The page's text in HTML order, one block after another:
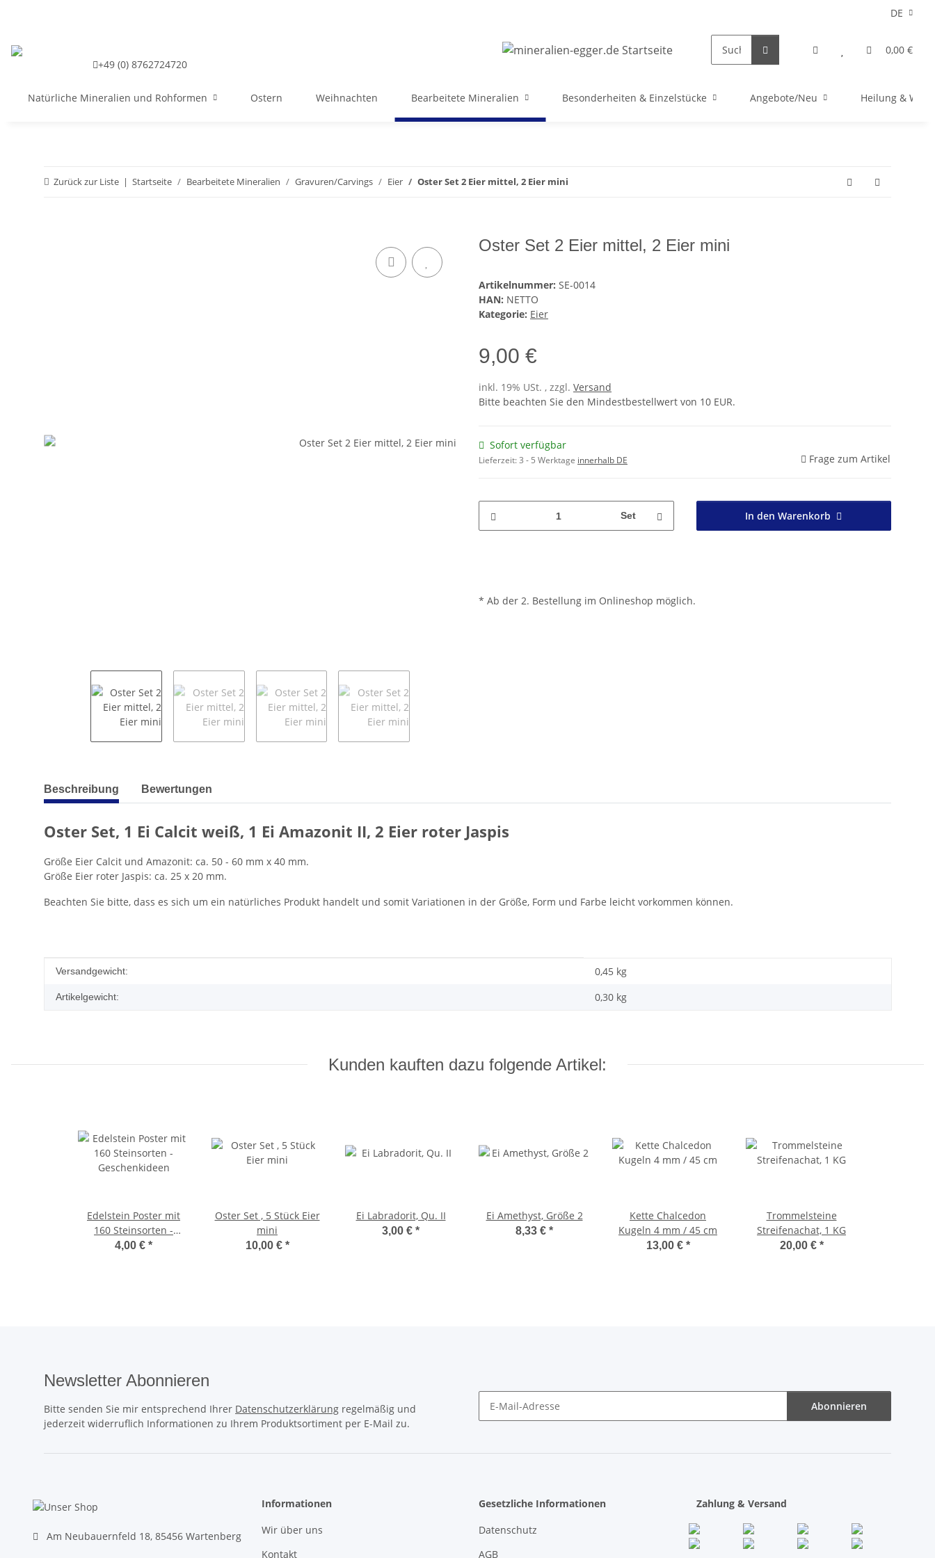
DE
+49 (0) 8762724720
0,00 €
Natürliche Mineralien und Rohformen Ostern Weihnachten Bearbeitete Mineralien Besonderheiten & Einzelstücke Angebote/Neu Heilung &
Zurück zur Liste Startseite Bearbeitete Mineralien Gravuren/Carvings Eier Oster Set 2 Eier mittel, 2 Eier mini
Oster Set 2 Eier mittel, 2 Eier mini
Artikelnummer: SE-0014
HAN: NETTO
Kategorie: Eier
9,00 €
inkl. 19% USt. , zzgl. Versand
Bitte beachten Sie den Mindestbestellwert von 10 EUR.
Sofort verfügbar
Lieferzeit:3 - 5 Werktage innerhalb DE Frage zum Artikel
Set In den Warenkorb
* Ab der 2. Bestellung im Onlineshop möglich.
weitere Registerkarten anzeigen
Beschreibung Bewertungen
Oster Set, 1 Ei Calcit weiß, 1 Ei Amazonit II, 2 Eier roter Jaspis
Größe Eier Calcit und Amazonit: ca. 50 - 60 mm x 40 mm.
Größe Eier roter Jaspis: ca. 25 x 20 mm.
Beachten Sie bitte, dass es sich um ein natürliches Produkt handelt und somit Variationen in der Größe, Form und Farbe leicht vorkommen können.
Produkteigenschaft
Wert
Versandgewicht: 0,45 kg
Artikelgewicht: 0,30 kg
Kunden kauften dazu folgende Artikel:
Edelstein Poster mit
160 Steinsorten -
Geschenkideen
4,00 € *
Oster Set , 5 Stück Eier
mini
10,00 € *
Ei Labradorit, Qu. II
3,00 € *
Ei Amethyst, Größe 2
8,33 € *
Kette Chalcedon
Kugeln 4 mm / 45 cm
13,00 € *
Trommelsteine
Streifenachat, 1 KG
20,00 € *
Newsletter Abonnieren
Bitte senden Sie mir entsprechend Ihrer Datenschutzerklärung regelmäßig und
jederzeit widerruflich Informationen zu Ihrem Produktsortiment per E-Mail zu.
Abonnieren
Am Neubauernfeld 18, 85456 Wartenberg
Informationen
Wir über uns
Kontakt
Gesetzliche Informationen
Datenschutz
AGB
Zahlung & Versand